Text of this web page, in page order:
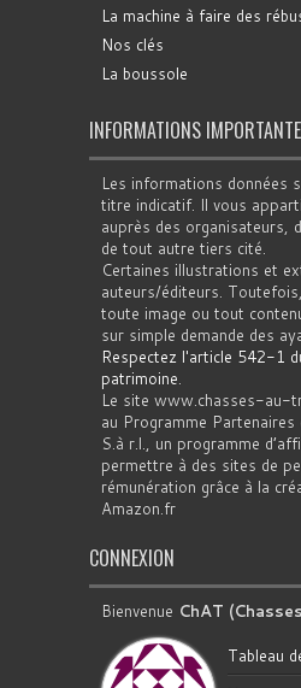
La machine à faire des
Nos clés
La boussole
INFORMATIONS
Les informations données
titre indicatif. Il vous
auprès des organisateurs,
de tout autre tiers cité.
Certaines illustrations et
auteurs/éditeurs.
toute image ou tout
sur simple demande des
Respectez l'article 542-1
patrimoine.
Le site www.chasses-au-
au Programme Partenaires
S.à r.l., un programme
permettre à des sites de
rémunération grâce à la
Amazon.fr
CONNEXION
Bienvenue ChAT
Tableau